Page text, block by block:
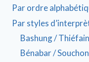
Par ordre
Par styles
Bashung /
Bénabar /